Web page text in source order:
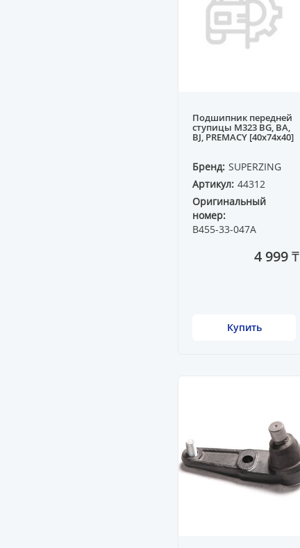
Подшипник передней
ступицы M323 BG, BA,
BJ, PREMACY [40x74x40]
Бренд: SUPERZING
Артикул: 44312
Оригинальный
номер:
B455-33-047A
4 999 ₸
Купить